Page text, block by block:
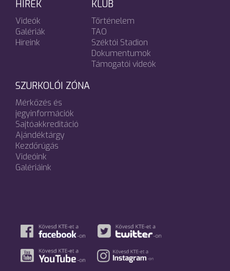
HÍREK
Videók
Galériák
Híreink
KLUB
Történelem
TAO
Széktói Stadion
Dokumentumok
Támogatói videók
SZURKOLÓI ZÓNA
Mérkőzés és
jegyinformációk
Sajtóakkreditáció
Ajándéktárgy
Kezdőrúgás
Videóink
Galériáink